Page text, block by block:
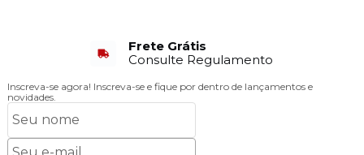
Frete Grátis
Consulte Regulamento
Inscreva-se agora! Inscreva-se e fique por dentro de lançamentos e
novidades.